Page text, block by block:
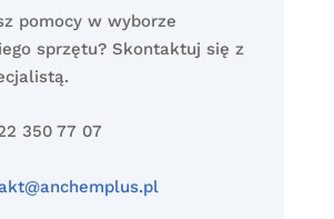
pomocy w wyborze
sprzętu? Skontaktuj się z
350 77 07